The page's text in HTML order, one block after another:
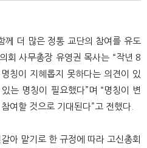
께 더 많은 정통 교단의 참여를 유도
회 사무총장 유영권 목사는 “작년 8
칭이 지혜롭지 못하다는 의견이 있
는 명칭이 필요했다”며 “명칭이 변
여할 것으로 기대된다”고 전했다.
아 맡기로 한 규정에 따라 고신총회